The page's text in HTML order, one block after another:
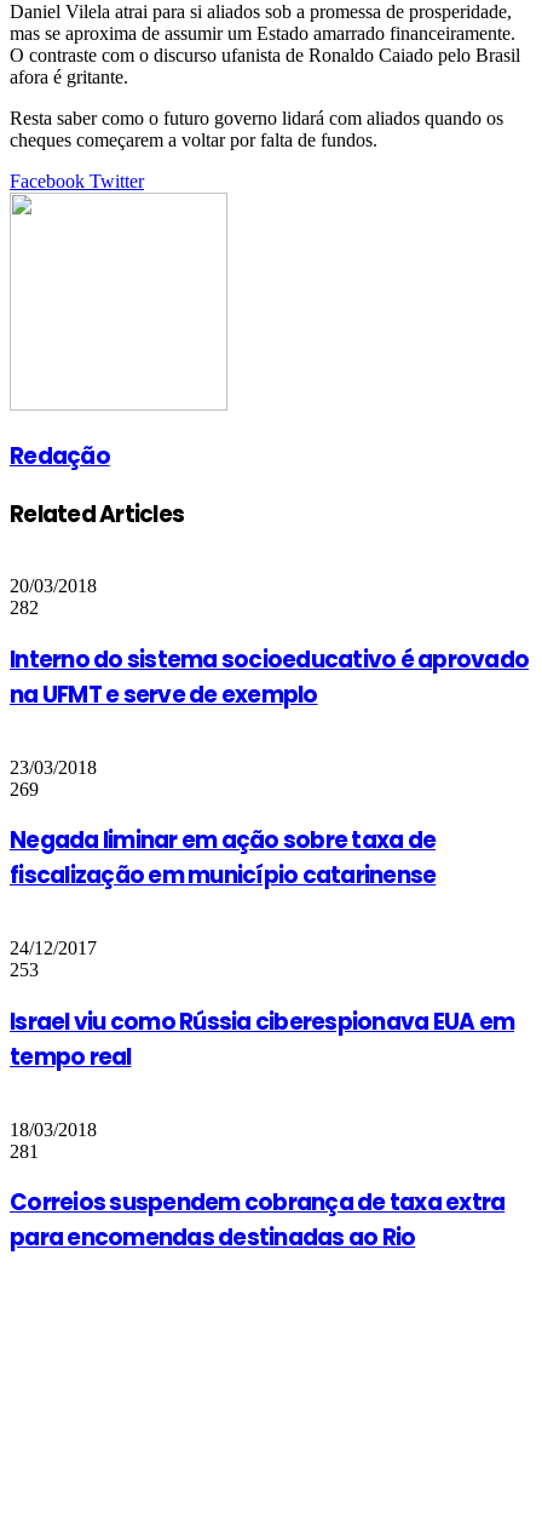
Daniel Vilela atrai para si aliados sob a promessa de prosperidade,
mas se aproxima de assumir um Estado amarrado financeiramente.
O contraste com o discurso ufanista de Ronaldo Caiado pelo Brasil
afora é gritante.
Resta saber como o futuro governo lidará com aliados quando os
cheques começarem a voltar por falta de fundos.
Facebook TwitterGoogle+
LinkedIn
StumbleUpon
Tumblr
Pinterest
Reddit
VKontakte
Share
Print
Redação
Related Articles
20/03/2018
282
Interno do sistema socioeducativo é aprovado
na UFMT e serve de exemplo
23/03/2018
269
Negada liminar em ação sobre taxa de
fiscalização em município catarinense
24/12/2017
253
Israel viu como Rússia ciberespionava EUA em
tempo real
18/03/2018
281
Correios suspendem cobrança de taxa extra
para encomendas destinadas ao Rio